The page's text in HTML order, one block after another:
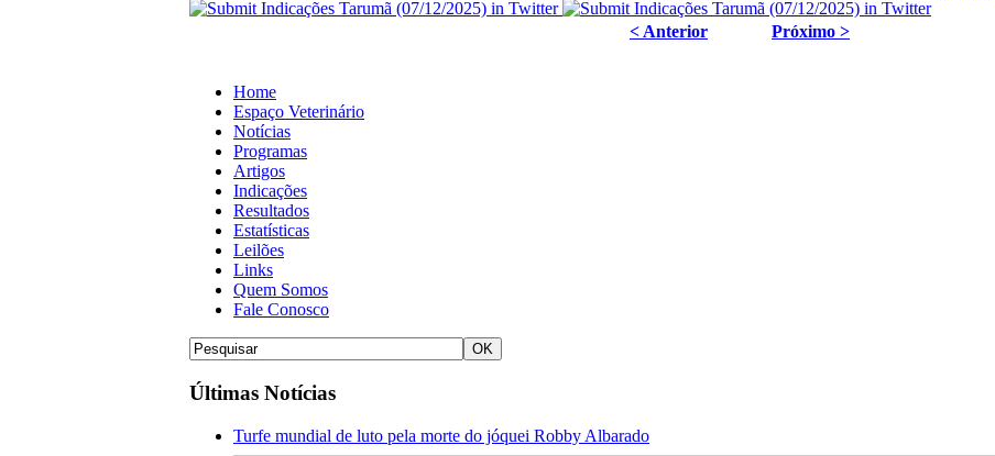
< Anterior Próximo >
Home
Espaço Veterinário
Notícias
Programas
Artigos
Indicações
Resultados
Estatísticas
Leilões
Links
Quem Somos
Fale Conosco
Últimas Notícias
Turfe mundial de luto pela morte do jóquei Robby Albarado